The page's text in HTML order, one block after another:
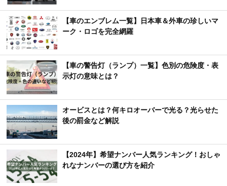
【車のエンブレム一覧】日本車＆外車の珍しいマ
ーク・ロゴを完全網羅
【車の警告灯（ランプ）一覧】色別の危険度・表
示灯の意味とは？
オービスとは？何キロオーバーで光る？光らせた
後の罰金など解説
【2024年】希望ナンバー人気ランキング！おしゃ
れなナンバーの選び方を紹介